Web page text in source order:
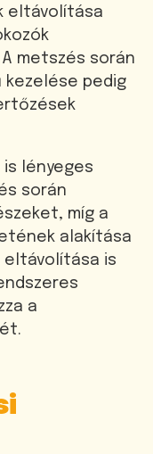
eltávolítása
metszés során
kezelése pedig
is lényeges
során
míg a
alakítása
eltávolítása is
a